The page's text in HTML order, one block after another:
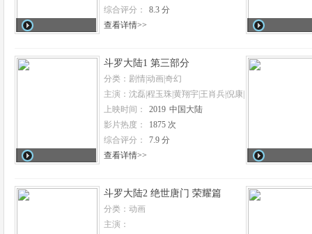
综合评分：
8.3 分
查看详情>>
斗罗大陆1 第三部分
分类：剧情|动画|奇幻
主演：沈磊|程玉珠|黄翔宇|王肖兵|倪康|
赵乾景|吴磊|张琦
上映时间： 2019 中国大陆
影片热度：
1875 次
综合评分：
7.9 分
查看详情>>
斗罗大陆2 绝世唐门 荣耀篇
分类：动画
主演：